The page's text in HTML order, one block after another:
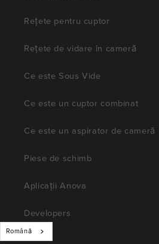
Rețete pentru cuptor
Rețete de vidare în cameră
Ce este Sous Vide
Ce este un cuptor combinat
Ce este un aspirator de cameră
Piese de schimb
Aplicații Anova
Developers
Română